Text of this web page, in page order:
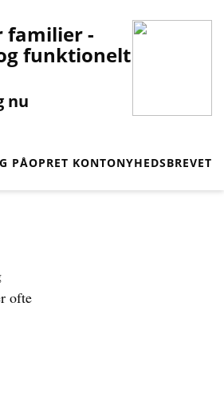
familier -
funktionelt
nu
PÅOPRET KONTONYHEDSBREVET
ofte